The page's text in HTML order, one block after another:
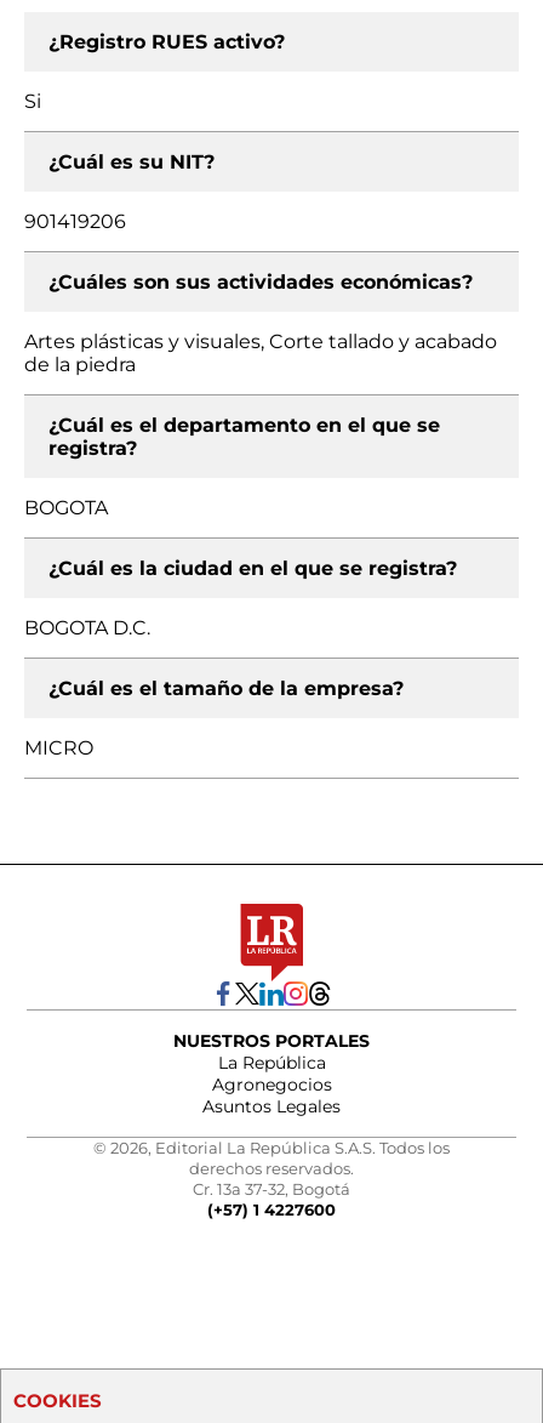
¿Registro RUES activo?
Si
¿Cuál es su NIT?
901419206
¿Cuáles son sus actividades económicas?
Artes plásticas y visuales, Corte tallado y acabado
de la piedra
¿Cuál es el departamento en el que se
registra?
BOGOTA
¿Cuál es la ciudad en el que se registra?
BOGOTA D.C.
¿Cuál es el tamaño de la empresa?
MICRO
NUESTROS PORTALES
La República
Agronegocios
Asuntos Legales
© 2026, Editorial La República S.A.S. Todos los
derechos reservados.
Cr. 13a 37-32, Bogotá
(+57) 1 4227600
COOKIES